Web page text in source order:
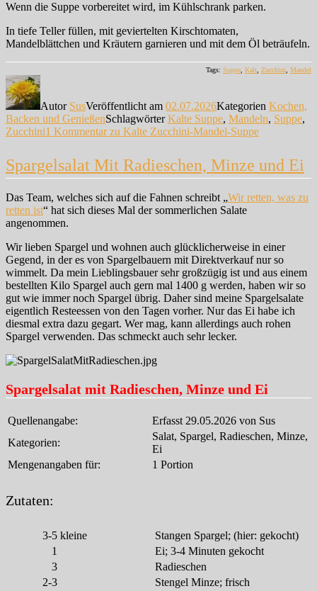
Wenn die Suppe vorbereitet wird, im Kühlschrank parken.
In tiefe Teller füllen, mit geviertelten Kirschtomaten,
Mandelblättchen und Kräutern garnieren und mit dem Öl beträufeln.
Tags: Suppe, Kalt, Zucchini, Mandel
Autor SusVeröffentlicht am 02.07.2026Kategorien Kochen,
Backen und GenießenSchlagwörterKalte Suppe, Mandeln, Suppe,
Zucchini1 Kommentarzu Kalte Zucchini-Mandel-Suppe
Spargelsalat Mit Radieschen, Minze und Ei
Das Team, welches sich auf die Fahnen schreibt „Wir retten, was zu
retten ist“ hat sich dieses Mal der sommerlichen Salate
angenommen.
Wir lieben Spargel und wohnen auch glücklicherweise in einer
Gegend, in der es von Spargelbauern mit Direktverkauf nur so
wimmelt. Da mein Lieblingsbauer sehr großzügig ist und aus einem
bestellten Kilo Spargel auch gern mal 1400 g werden, haben wir so
gut wie immer noch Spargel übrig. Daher sind meine Spargelsalate
eigentlich Resteessen von den Tagen vorher. Nur das Ei habe ich
diesmal extra dazu gegart. Wer mag, kann allerdings auch rohen
Spargel verwenden. Das schmeckt auch sehr lecker.
Spargelsalat mit Radieschen, Minze und Ei
Quellenangabe:
Erfasst 29.05.2026 von Sus
Kategorien:
Salat, Spargel, Radieschen, Minze,
Ei
Mengenangaben für:
1 Portion
Zutaten:
3-5 kleine
Stangen Spargel; (hier: gekocht)
1
Ei; 3-4 Minuten gekocht
3
Radieschen
2-3
Stengel Minze; frisch